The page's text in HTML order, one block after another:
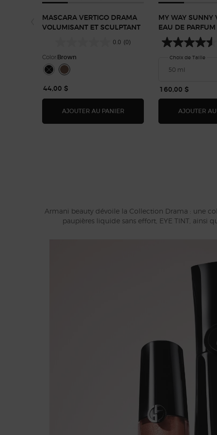
MASCARA VERTIGO DRAMA
VOLUMISANT ET SCULPTANT
0.0 (0)
Color:Brown
Sélectionner une couleur
Selected
The product variation is out of stock, Black color for
Selected
Brown color for MASCARA VERTIGO DRAMA
44,00 $
AJOUTER AU PANIER MASCARA VERTIGO DRAMA
MY WAY SUNNY
EAU DE PARFUM
Choix de Taille
160,00 $
AJOUTER
Armani beauty dévoile la Collection Drama : une
paupières liquide sans effort, EYE TINT, ainsi